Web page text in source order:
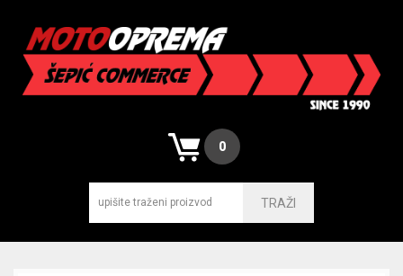
0
TRAŽI